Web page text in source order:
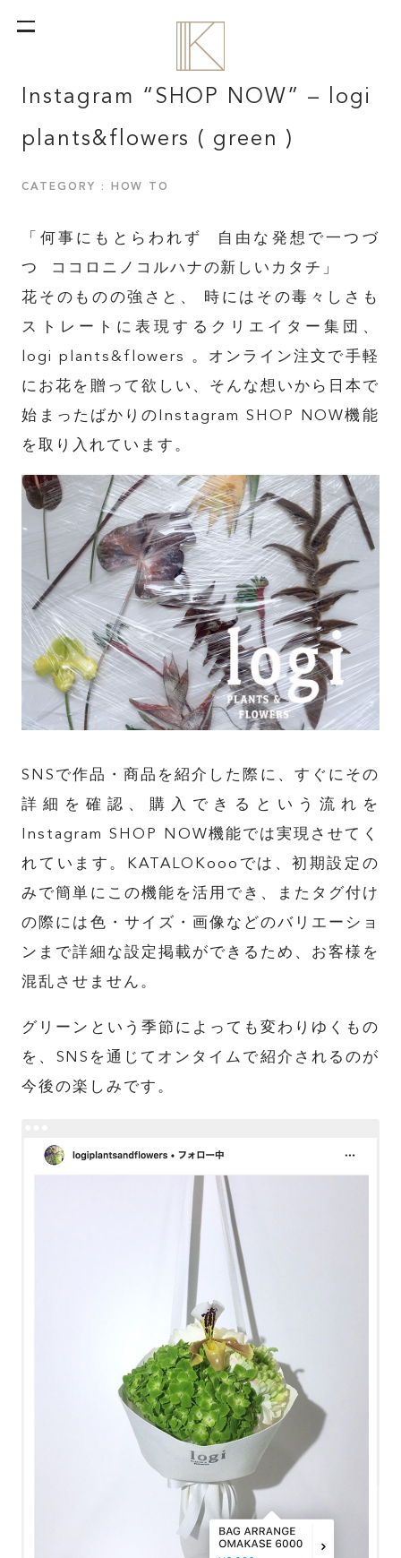
Instagram “SHOP NOW” – logi
plants&flowers ( green )
CATEGORY : HOW TO
「何事にもとらわれず 自由な発想で一つづ
つ ココロニノコルハナの新しいカタチ」
花そのものの強さと、 時にはその毒々しさも
ストレートに表現するクリエイター集団、
logi plants&flowers 。オンライン注文で手軽
にお花を贈って欲しい、そんな想いから日本で
始まったばかりのInstagram SHOP NOW機能
を取り入れています。
SNS で作品・商品を紹介した際に、すぐにその
詳細を確認、購入できるという流れを
Instagram SHOP NOW機能では実現させてく
れています。 KATALOKooo では、初期設定の
みで簡単にこの機能を活用でき、またタグ付け
の際には色・サイズ・画像などのバリエーショ
ンまで詳細な設定掲載ができるため、お客様を
混乱させません。
グリーンという季節によっても変わりゆくもの
を、 SNS を通じてオンタイムで紹介されるのが
今後の楽しみです。